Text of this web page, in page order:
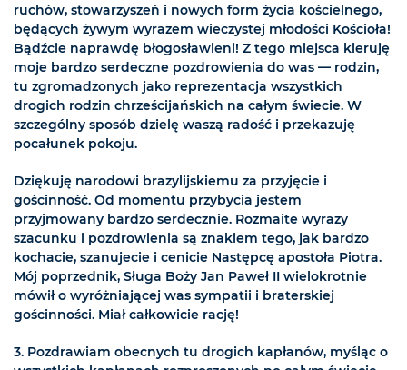
ruchów, stowarzyszeń i nowych form życia kościelnego,
będących żywym wyrazem wieczystej młodości Kościoła!
Bądźcie naprawdę błogosławieni! Z tego miejsca kieruję
moje bardzo serdeczne pozdrowienia do was — rodzin,
tu zgromadzonych jako reprezentacja wszystkich
drogich rodzin chrześcijańskich na całym świecie. W
szczególny sposób dzielę waszą radość i przekazuję
pocałunek pokoju.
Dziękuję narodowi brazylijskiemu za przyjęcie i
gościnność. Od momentu przybycia jestem
przyjmowany bardzo serdecznie. Rozmaite wyrazy
szacunku i pozdrowienia są znakiem tego, jak bardzo
kochacie, szanujecie i cenicie Następcę apostoła Piotra.
Mój poprzednik, Sługa Boży Jan Paweł II wielokrotnie
mówił o wyróżniającej was sympatii i braterskiej
gościnności. Miał całkowicie rację!
3. Pozdrawiam obecnych tu drogich kapłanów, myśląc o